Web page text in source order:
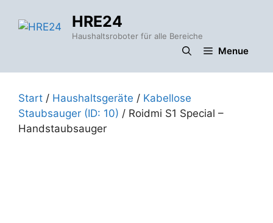
Inhalt
HRE24
Haushaltsroboter für alle Bereiche
Menue
Start / Haushaltsgeräte / Kabellose
Staubsauger (ID: 10) / Roidmi S1 Special –
Handstaubsauger